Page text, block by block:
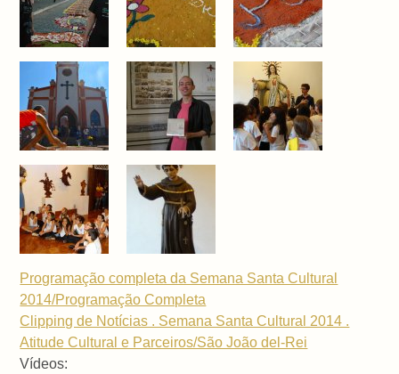
Programação completa da Semana Santa Cultural
2014/Programação Completa
Clipping de Notícias . Semana Santa Cultural 2014 .
Atitude Cultural e Parceiros/São João del-Rei
Vídeos: